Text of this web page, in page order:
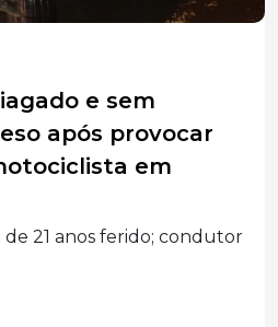
Municipal Frei
capacitação para
a crianças e
o SESI oferece suporte